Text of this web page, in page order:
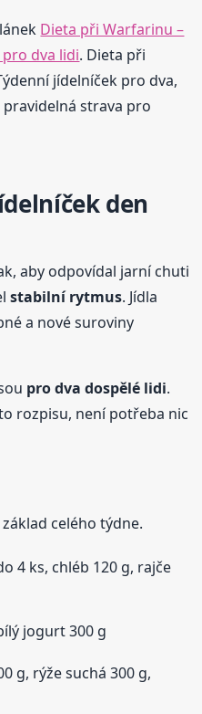
Dieta při Warfarinu –
dva lidi. Dieta při
jídelníček pro dva,
strava pro
den
aby odpovídal jarní chuti
stabilní rytmus. Jídla
a nové suroviny
pro dva dospělé lidi.
rozpisu, není potřeba nic
celého týdne.
4 ks, chléb 120 g, rajče
jogurt 300 g
g, rýže suchá 300 g,